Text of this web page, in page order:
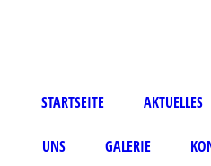
STARTSEITE AKTUELLES
UNS GALERIE